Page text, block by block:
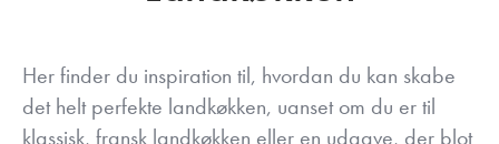
Her finder du inspiration til, hvordan du kan skabe
det helt perfekte landkøkken, uanset om du er til
klassisk, fransk landkøkken eller en udgave, der blot